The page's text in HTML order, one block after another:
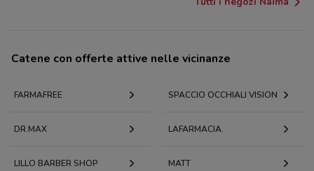
Catene con offerte attive nelle vicinanze
FARMAFREE SPACCIO OCCHIALI VISION
DR.MAX LAFARMACIA.
LILLO BARBER SHOP MATT